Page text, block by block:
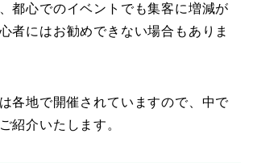
都心でのイベントでも集客に増減が
者にはお勧めできない場合もありま
各地で開催されていますので、中で
紹介いたします。